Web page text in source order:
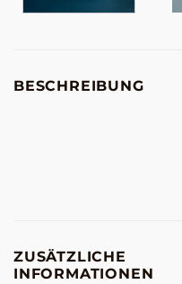
BESCHREIBUNG
ZUSÄTZLICHE
INFORMATIONEN